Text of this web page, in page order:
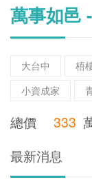
萬事如邑
大台中 梧
小資成家
總價 333
最新消息